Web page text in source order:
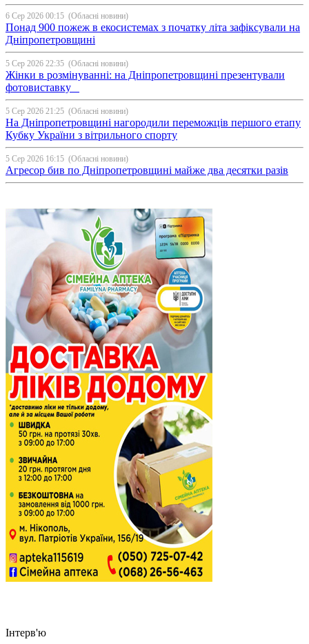
6 Сер 2026 00:15 (Обласні новини)
Понад 900 пожеж в екосистемах з початку літа зафіксували на
Дніпропетровщині
5 Сер 2026 22:35 (Обласні новини)
Жінки в розмінуванні: на Дніпропетровщині презентували
фотовиставку
5 Сер 2026 21:25 (Обласні новини)
На Дніпропетровщині нагородили переможців першого етапу
Кубку України з вітрильного спорту
5 Сер 2026 16:15 (Обласні новини)
Агресор бив по Дніпропетровщині майже два десятки разів
Інтерв'ю